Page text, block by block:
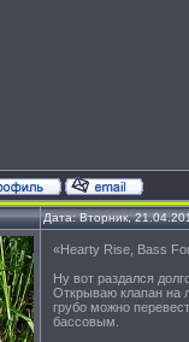
Дата: Вторник,
«Hearty Rise, Bass
Ну вот раздался
Открываю клапан на
грубо можно
бассовым.